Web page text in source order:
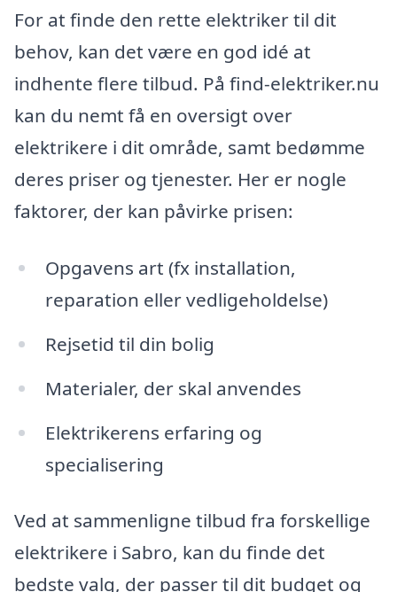
For at finde den rette elektriker til dit
behov, kan det være en god idé at
indhente flere tilbud. På find-elektriker.nu
kan du nemt få en oversigt over
elektrikere i dit område, samt bedømme
deres priser og tjenester. Her er nogle
faktorer, der kan påvirke prisen:
Opgavens art (fx installation,
reparation eller vedligeholdelse)
Rejsetid til din bolig
Materialer, der skal anvendes
Elektrikerens erfaring og
specialisering
Ved at sammenligne tilbud fra forskellige
elektrikere i Sabro, kan du finde det
bedste valg, der passer til dit budget og